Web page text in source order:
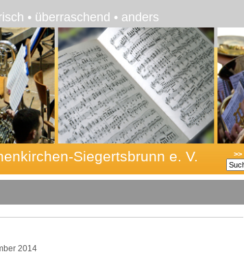
• überraschend • anders
Siegertsbrunn e. V. >>
2014